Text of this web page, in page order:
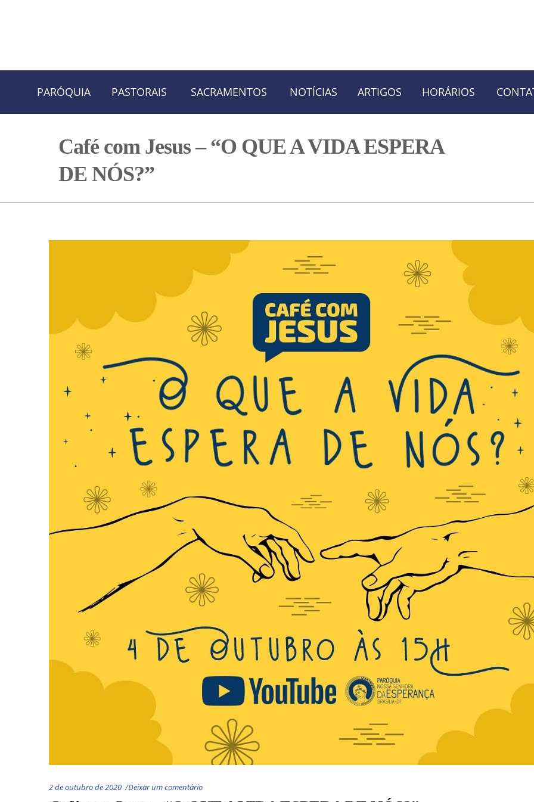
to
to
PARÓQUIA PASTORAIS SACRAMENTOS NOTÍCIAS ARTIGOS HORÁRIOS
Café com Jesus – “O QUE A VIDA ESPERA
DE NÓS?”
2 de outubro de 2020 Deixar um comentário